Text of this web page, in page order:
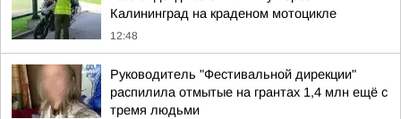
Калининград на краденом мотоцикле
12:48
Руководитель "Фестивальной дирекции"
распилила отмытые на грантах 1,4 млн ещё с
тремя людьми